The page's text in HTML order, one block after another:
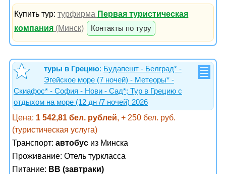
Купить тур:турфирма Первая туристическая
компания (Минск) Контакты по туру
туры в Грецию: Будапешт - Белград* -
Эгейское море (7 ночей) - Метеоры* -
Скиафос* - София - Нови - Сад*; Тур в Грецию с
отдыхом на море (12 дн /7 ночей) 2026
Цена: 1 542,81 бел. рублей, + 250 бел. руб.
(туристическая услуга)
Транспорт: автобус из Минска
Проживание: Отель туркласса
Питание: BB (завтраки)